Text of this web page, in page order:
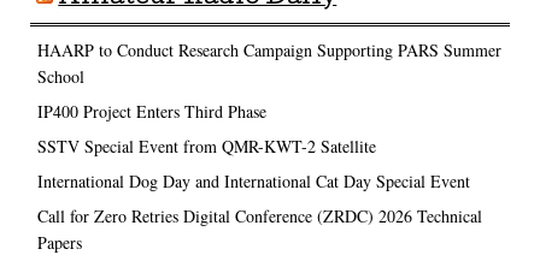
HAARP to Conduct Research Campaign Supporting PARS Summer
School
IP400 Project Enters Third Phase
SSTV Special Event from QMR-KWT-2 Satellite
International Dog Day and International Cat Day Special Event
Call for Zero Retries Digital Conference (ZRDC) 2026 Technical
Papers